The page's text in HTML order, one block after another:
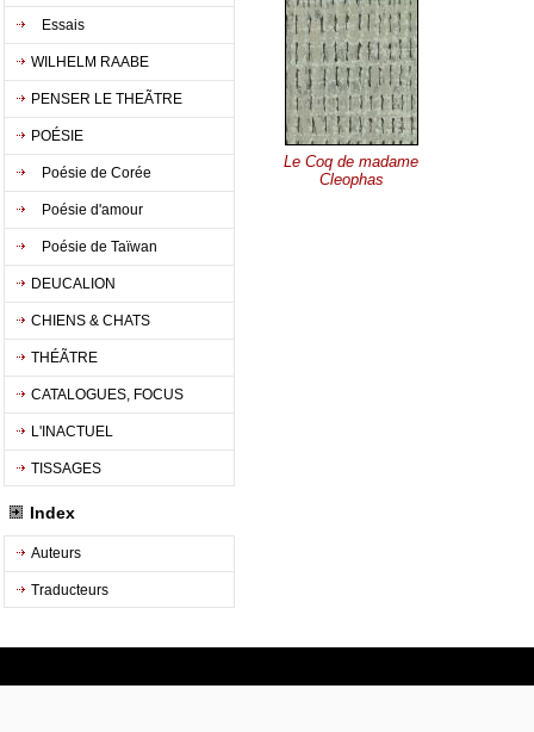
Essais
WILHELM RAABE
PENSER LE THEÃTRE
POÉSIE
Poésie de Corée
Poésie d'amour
Poésie de Taïwan
DEUCALION
CHIENS & CHATS
THÉÃTRE
CATALOGUES, FOCUS
L'INACTUEL
TISSAGES
Index
Auteurs
Traducteurs
Le Coq de madame
Cleophas